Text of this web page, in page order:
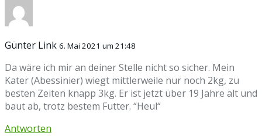
Günter Link 6. Mai 2021 um 21:48
Da wäre ich mir an deiner Stelle nicht so sicher. Mein
Kater (Abessinier) wiegt mittlerweile nur noch 2kg, zu
besten Zeiten knapp 3kg. Er ist jetzt über 19 Jahre alt und
baut ab, trotz bestem Futter. “Heul“
Antworten